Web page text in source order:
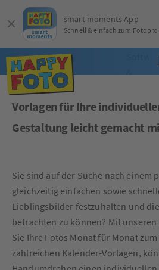
Vorlagen für Ihre
Gestaltung leicht gemacht
Sie sind auf der Suche nach einem
gleichzeitig einfachen sowie
Lieblingsbilder festzuhalten und
betrachten zu können? Mit
Sie Ihre Fotos Monat für Monat
zahlreichen Kalender-Vorlagen,
smart moments App
Schnell & einfach zum